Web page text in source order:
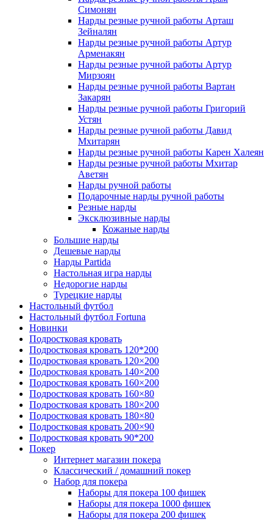
Симонян
Нарды резные ручной работы Арташ
Зейналян
Нарды резные ручной работы Артур
Арменакян
Нарды резные ручной работы Артур
Мирзоян
Нарды резные ручной работы Вартан
Закарян
Нарды резные ручной работы Григорий
Устян
Нарды резные ручной работы Давид
Мхитарян
Нарды резные ручной работы Карен Халеян
Нарды резные ручной работы Мхитар
Аветян
Нарды ручной работы
Подарочные нарды ручной работы
Резные нарды
Эксклюзивные нарды
Кожаные нарды
Большие нарды
Дешевые нарды
Нарды Partida
Настольная игра нарды
Недорогие нарды
Турецкие нарды
Настольный футбол
Настольный футбол Fortuna
Новинки
Подростковая кровать
Подростковая кровать 120*200
Подростковая кровать 120×200
Подростковая кровать 140×200
Подростковая кровать 160×200
Подростковая кровать 160×80
Подростковая кровать 180×200
Подростковая кровать 180×80
Подростковая кровать 200×90
Подростковая кровать 90*200
Покер
Интернет магазин покера
Классический / домашний покер
Набор для покера
Наборы для покера 100 фишек
Наборы для покера 1000 фишек
Наборы для покера 200 фишек